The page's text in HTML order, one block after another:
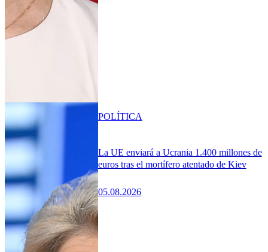
La UE enviará a Ucrania 1.400 millones de
euros tras el mortífero atentado de Kiev
05.08.2026
POLÍTICA